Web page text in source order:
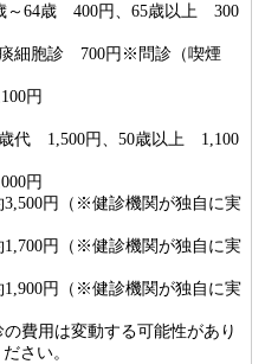
400円、65歳以上 300
※問診（喫煙
円
円、50歳以上 1,100
円
（※健診機関が独自に実
（※健診機関が独自に実
円（※健診機関が独自に実
費用は変動する可能性があり
さい。